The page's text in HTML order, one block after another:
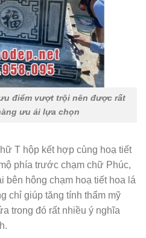
điểm vượt trội nên được rất
ưu ái lựa chọn
T hộp kết hợp cùng hoạ tiết
phía trước chạm chữ Phúc,
bên hông chạm hoạ tiết hoa lá
chỉ giúp tăng tính thẩm mỹ
trong đó rất nhiều ý nghĩa